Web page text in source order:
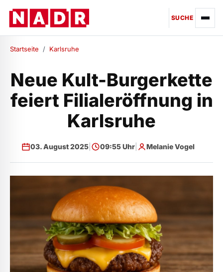
SUCHE
Startseite / Karlsruhe
Neue Kult-Burgerkette
feiert Filialeröffnung in
Karlsruhe
03. August 2025| 09:55 Uhr| Melanie Vogel